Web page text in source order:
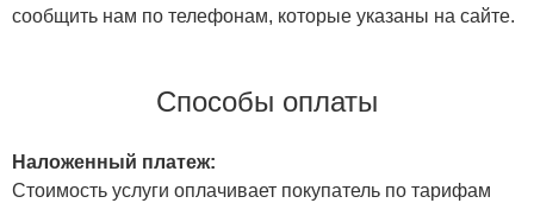
сообщить нам по телефонам, которые указаны на сайте.
Способы оплаты
Наложенный платеж:
Стоимость услуги оплачивает покупатель по тарифам